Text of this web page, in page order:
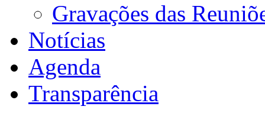
Gravações das
Notícias
Agenda
Transparência